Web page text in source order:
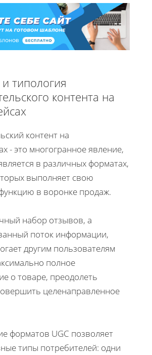
типология
контента на
контент на
- это многогранное явление,
в различных форматах,
выполняет свою
в воронке продаж.
набор отзывов, а
поток информации,
другим пользователям
полное
о товаре, преодолеть
целенаправленное
форматов UGC позволяет
типы потребителей: одни